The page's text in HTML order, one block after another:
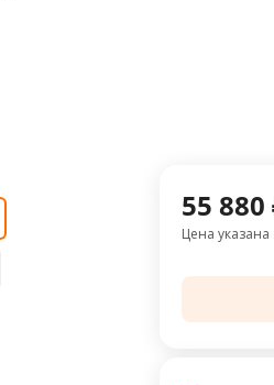
55 880
Цена указана